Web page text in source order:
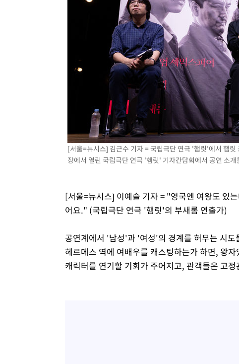
[속보]코스닥, 2.86포인트(0.36%) 내린 798.81마감
[속보]코스피, 6200선 약보합…0.60% 내린 6258.77에 마쳐
[속보]원·달러 환율, 7.7원 내린 1416.1원 마감
[속보] 노원서 40.1도 관측…서울, 2018년 이후 첫 40도
[속보]종합특검, '계엄 수용공간 확보' 신용해 前교정본부장 기
외신들도 주목한 韓축구 파문…"국민적 공분에 수사 재개"
11시간 압수수색에 성접대 파문까지…'쑥대밭' 된 축구협회
[속보]규제합리화위원회 부위원장에 김태유 서울대 공대 교수…
[속보]국힘 윤리위, '돌려차기 발언' 진종오·서범수 징계 절차
[속보] 7월 중국 수출 23.9%↑ 수입 27.5%↑…무역총액
[속보]'채상병 순직 책임' 임성근, 항소심도 징역 3년
[속보]종합특검, '관저이전 봐주기 감사' 유병호 구속기소
[서울=뉴시스] 김근수 기자 = 국립극단 연극 '햄릿'에서 햄
장에서 열린 국립극단 연극 '햄릿' 기자간담회에서 공연 소
[서울=뉴시스] 이예슬 기자 = "영국엔 여왕도 있
어요." (국립극단 연극 '햄릿'의 부새롬 연출가)
공연계에서 '남성'과 '여성'의 경계를 허무는 시
헤르메스 역에 여배우를 캐스팅하는가 하면, 왕
캐릭터를 연기할 기회가 주어지고, 관객들은 고